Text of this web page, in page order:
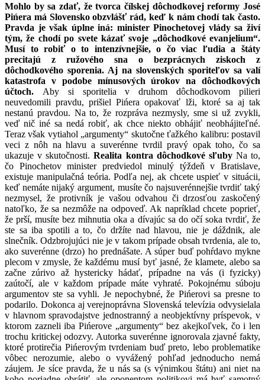
Mohlo by sa zdať, že tvorca čílskej dôchodkovej reformy José
Pińera má Slovensko obzvlášť rád, keď k nám chodí tak často.
Pravda je však úplne iná: minister Pinochetovej vlády sa živí
tým, že chodí po svete kázať svoje „dôchodkové evanjelium“.
Musí to robiť o to intenzívnejšie, o čo viac ľudia a štáty
precitajú z ružového sna o bezprácnych ziskoch z
dôchodkového sporenia. Aj na slovenských sporiteľov sa valí
katastrofa v podobe mínusových úrokov na dôchodkových
účtoch. Aby si sporitelia v druhom dôchodkovom pilieri
neuvedomili pravdu, prišiel Pińera opakovať lži, ktoré sa aj tak
nestanú pravdou. Na to, že rozpráva nezmysly, sme si už zvykli,
veď nič iné sa nedá robiť, ak chce niekto obhájiť neobhájiteľné.
Teraz však vytiahol „argumenty“ skutočne ťažkého kalibru: postavil
veci z nôh na hlavu a suverénne tvrdil pravý opak toho, čo sa
ukazuje v skutočnosti.Realita kontra dôchodkové sľuby Na to,
čo Pinochetov minister predviedol minulý týždeň v Bratislave,
existuje manipulačná teória. Podľa nej, ak chcete uspieť v situácii,
keď nemáte nijaký argument, musíte čo najsuverénnejšie tvrdiť taký
nezmysel, že protivník je vašou odvahou či drzosťou zaskočený
natoľko, že sa nezmôže na odpoveď. Ak napríklad chcete poprieť,
že prší, musíte bez mihnutia oka a dívajúc sa do očí soka tvrdiť, že
ste sa iba spotili a to, čo držíte nad hlavou, nie je dáždnik, ale
slnečník. Odzbrojujúci nie je v takom prípade obsah tvrdenia, ale to,
ako suverénne (drzo) ho prednášate. A súper buď pohŕdavo mykne
plecom v zmysle, že každému musí byť jasné, že klamete, alebo sa
začne zúrivo až hystericky hádať, prípadne na vás (i fyzicky)
zaútočí, ale v každom prípade máte vyhraté. Pokojnému súboju
argumentov ste sa vyhli. Je nepochybné, že Pińerovi sa presne to
podarilo. Dokonca aj verejnoprávna Slovenská televízia odvysielala
v hlavnom spravodajstve jednostranný a neobjektívny príspevok, v
ktorom zazneli iba Pińerove „argumenty“ bez akejkoľvek, čo i len
trochu kritickej odozvy. Autorka suverénne ignorovala zjavné fakty,
ktoré protirečia Pińerovým tvrdeniam buď preto, lebo problematike
vôbec nerozumie, alebo o vyvážený pohľad jednoducho nemá
záujem. Je síce pravda, že u nás sa (s výnimkou štátu) ani niet na